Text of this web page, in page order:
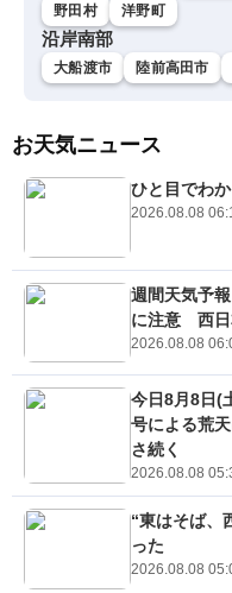
野田村
洋野町
沿岸南部
大船渡市 陸前高田市
お天気ニュース
ひと目でわ
2026.08.08
週間天気予
に注意 西日
2026.08.08
今日8月8日(
号による荒
さ続く
2026.08.08
“東はそば、
った
2026.08.08